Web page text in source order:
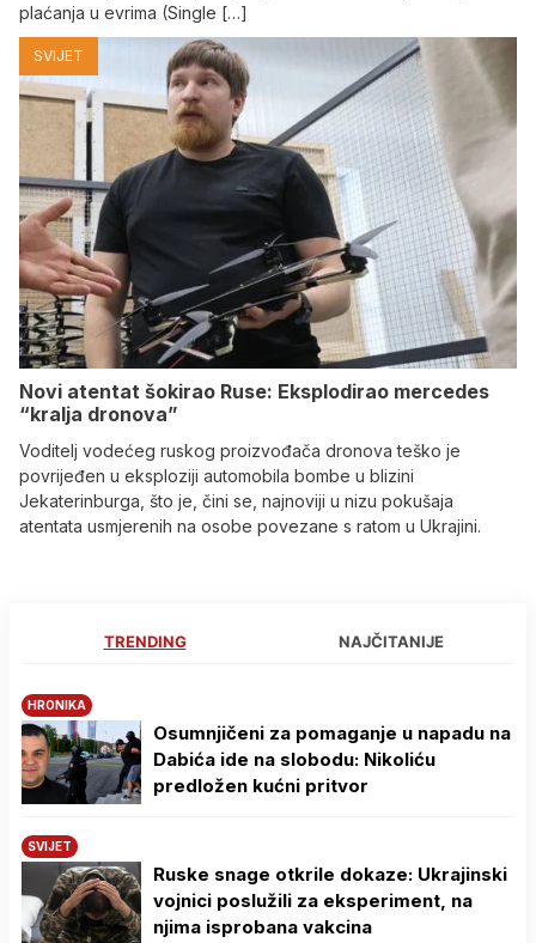
plaćanja u evrima (Single […]
SVIJET
Novi atentat šokirao Ruse: Eksplodirao mercedes
“kralja dronova”
Voditelj vodećeg ruskog proizvođača dronova teško je
povrijeđen u eksploziji automobila bombe u blizini
Jekaterinburga, što je, čini se, najnoviji u nizu pokušaja
atentata usmjerenih na osobe povezane s ratom u Ukrajini.
TRENDING NAJČITANIJE
HRONIKA
Osumnjičeni za pomaganje u napadu na
Dabića ide na slobodu: Nikoliću
predložen kućni pritvor
SVIJET
Ruske snage otkrile dokaze: Ukrajinski
vojnici poslužili za eksperiment, na
njima isprobana vakcina